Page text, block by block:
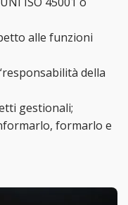
alle funzioni
della
gestionali;
formarlo e